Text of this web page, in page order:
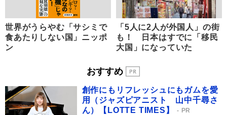
世界がうらやむ「サシミで
食あたりしない国」ニッポ
ン
「5人に2人が外国人」の街
も！ 日本はすでに「移民
大国」になっていた
おすすめ
創作にもリフレッシュにもガムを愛
用（ジャズピアニスト 山中千尋さ
ん）【LOTTE TIMES】
PR